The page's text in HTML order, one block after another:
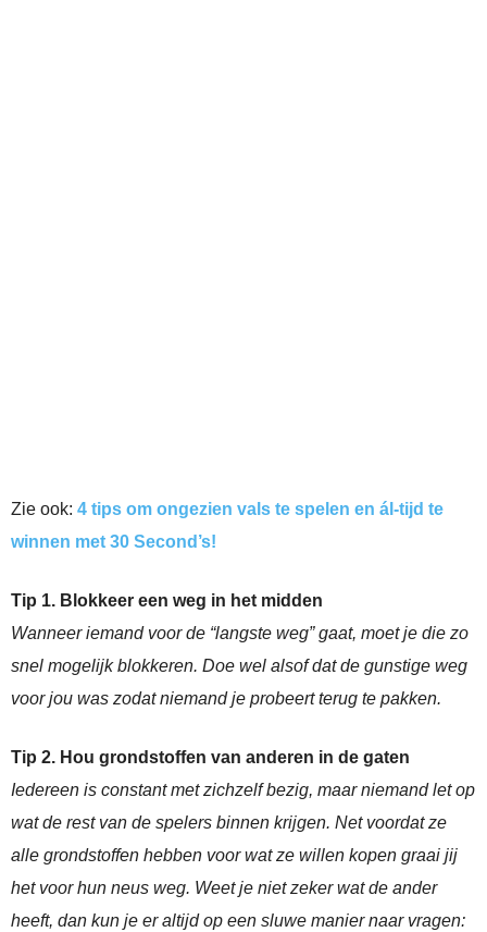
Zie ook: 4 tips om ongezien vals te spelen en ál-tijd te
winnen met 30 Second’s!
Tip 1. Blokkeer een weg in het midden
Wanneer iemand voor de “langste weg” gaat, moet je die zo
snel mogelijk blokkeren. Doe wel alsof dat de gunstige weg
voor jou was zodat niemand je probeert terug te pakken.
Tip 2. Hou grondstoffen van anderen in de gaten
Iedereen is constant met zichzelf bezig, maar niemand let op
wat de rest van de spelers binnen krijgen. Net voordat ze
alle grondstoffen hebben voor wat ze willen kopen graai jij
het voor hun neus weg. Weet je niet zeker wat de ander
heeft, dan kun je er altijd op een sluwe manier naar vragen: